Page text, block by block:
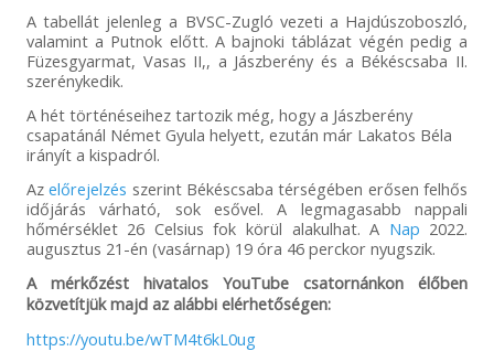
A tabellát jelenleg a BVSC-Zugló vezeti a Hajdúszoboszló,
valamint a Putnok előtt. A bajnoki táblázat végén pedig a
Füzesgyarmat, Vasas II,, a Jászberény és a Békéscsaba II.
szerénykedik.
A hét történéseihez tartozik még, hogy a Jászberény
csapatánál Német Gyula helyett, ezután már Lakatos Béla
irányít a kispadról.
Azelőrejelzés szerint Békéscsaba térségében erősen felhős
időjárás várható, sok esővel. A legmagasabb nappali
hőmérséklet 26 Celsius fok körül alakulhat. A Nap 2022.
augusztus 21-én (vasárnap) 19 óra 46 perckor nyugszik.
A mérkőzést hivatalos YouTube csatornánkon élőben
közvetítjük majd az alábbi elérhetőségen:
https://youtu.be/wTM4t6kL0ug